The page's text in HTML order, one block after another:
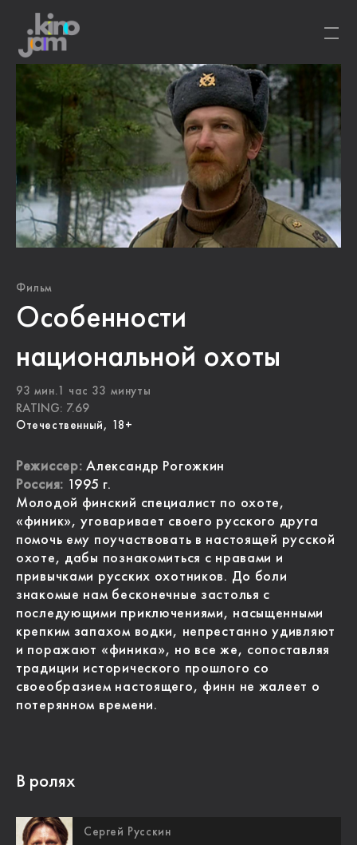
Фильм
Особенности
национальной охоты
93 мин.1 час 33 минуты
RATING: 7.69
Отечественный, 18+
Режиссер: Александр Рогожкин
Россия: 1995 г.
Молодой финский специалист по охоте,
«финик», уговаривает своего русского друга
помочь ему поучаствовать в настоящей русской
охоте, дабы познакомиться с нравами и
привычками русских охотников. До боли
знакомые нам бесконечные застолья с
последующими приключениями, насыщенными
крепким запахом водки, непрестанно удивляют
и поражают «финика», но все же, сопоставляя
традиции исторического прошлого со
своеобразием настоящего, финн не жалеет о
потерянном времени.
В ролях
Сергей Русскин